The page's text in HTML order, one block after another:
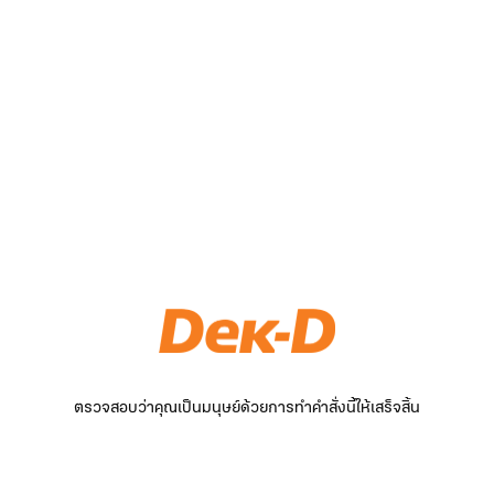
ตรวจสอบว่าคุณเป็นมนุษย์ด้วยการทำคำสั่งนี้ให้เสร็จสิ้น